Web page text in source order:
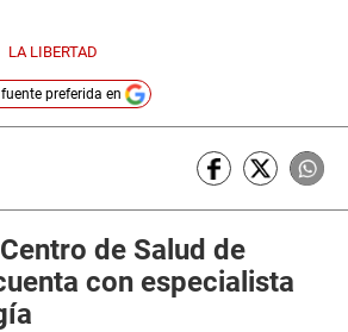
LA LIBERTAD
preferida en
de Salud de
con especialista